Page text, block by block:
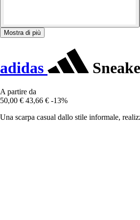
Mostra di più
adidas
A partire da
50,00 € 43,66 € -13%
Una scarpa casual dallo stile informale,